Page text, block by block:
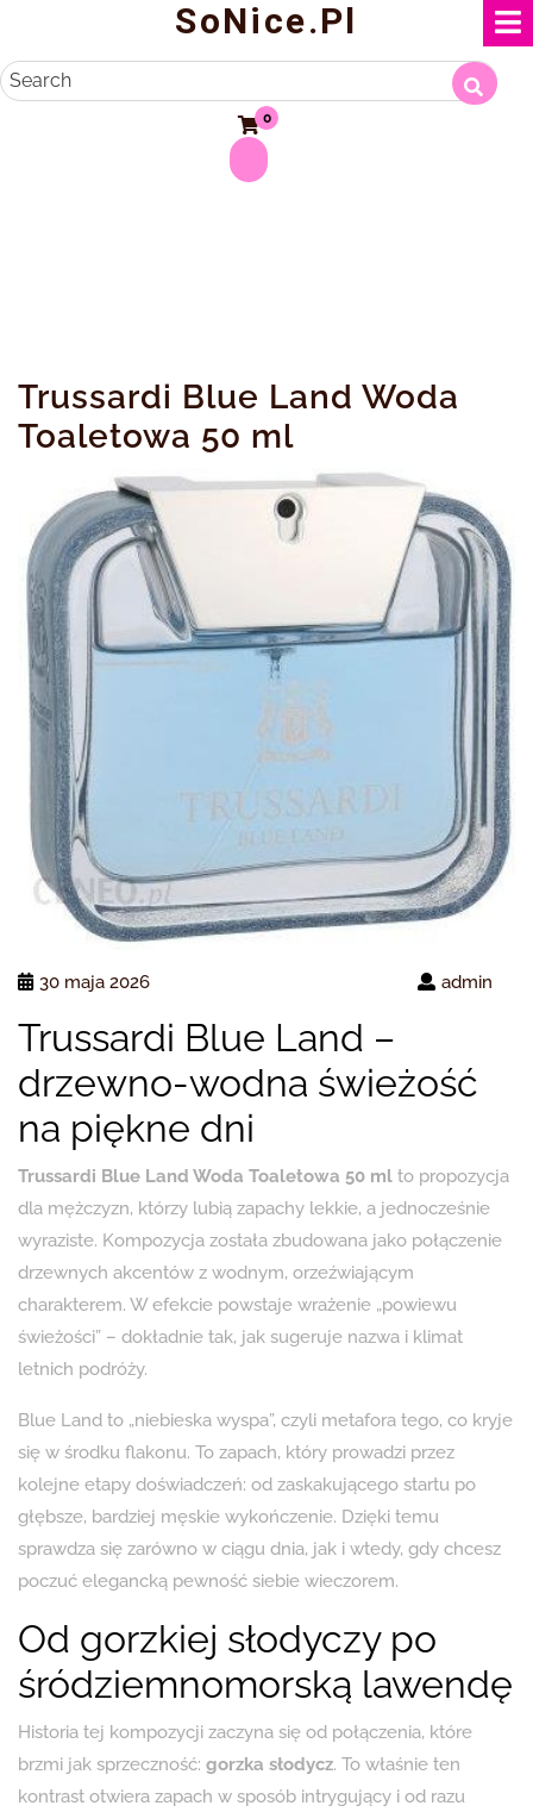
content
SoNice.pl
Search
0
Trussardi Blue Land Woda
Toaletowa 50 ml
30 maja 2026 admin
Trussardi Blue Land –
drzewno-wodna świeżość
na piękne dni
Trussardi Blue Land Woda Toaletowa 50 ml to propozycja
dla mężczyzn, którzy lubią zapachy lekkie, a jednocześnie
wyraziste. Kompozycja została zbudowana jako połączenie
drzewnych akcentów z wodnym, orzeźwiającym
charakterem. W efekcie powstaje wrażenie „powiewu
świeżości” – dokładnie tak, jak sugeruje nazwa i klimat
letnich podróży.
Blue Land to „niebieska wyspa”, czyli metafora tego, co kryje
się w środku flakonu. To zapach, który prowadzi przez
kolejne etapy doświadczeń: od zaskakującego startu po
głębsze, bardziej męskie wykończenie. Dzięki temu
sprawdza się zarówno w ciągu dnia, jak i wtedy, gdy chcesz
poczuć elegancką pewność siebie wieczorem.
Od gorzkiej słodyczy po
śródziemnomorską lawendę
Historia tej kompozycji zaczyna się od połączenia, które
brzmi jak sprzeczność: gorzka słodycz. To właśnie ten
kontrast otwiera zapach w sposób intrygujący i od razu